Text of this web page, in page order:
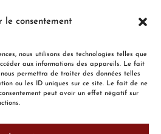
le consentement
nous utilisons des technologies telles que
aux informations des appareils. Le fait
permettra de traiter des données telles
ou les ID uniques sur ce site. Le fait de ne
peut avoir un effet négatif sur
!
AVIS CONTACT